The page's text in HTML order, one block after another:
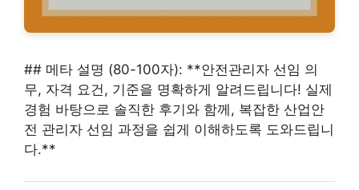
## 메타 설명 (80-100자): **안전관리자 선임 의
무, 자격 요건, 기준을 명확하게 알려드립니다! 실제
경험 바탕으로 솔직한 후기와 함께, 복잡한 산업안
전 관리자 선임 과정을 쉽게 이해하도록 도와드립니
다.**